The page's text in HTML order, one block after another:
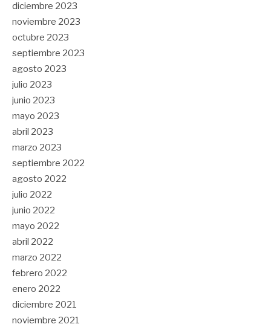
diciembre 2023
noviembre 2023
octubre 2023
septiembre 2023
agosto 2023
julio 2023
junio 2023
mayo 2023
abril 2023
marzo 2023
septiembre 2022
agosto 2022
julio 2022
junio 2022
mayo 2022
abril 2022
marzo 2022
febrero 2022
enero 2022
diciembre 2021
noviembre 2021